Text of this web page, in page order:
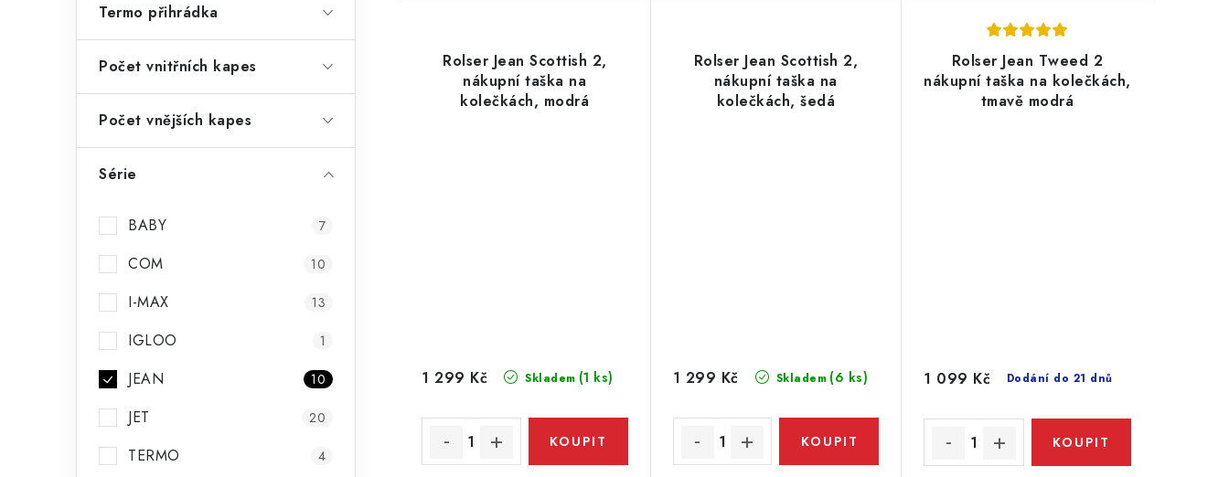
Termo přihrádka
Počet vnitřních kapes
Počet vnějších kapes
Série
BABY 7
COM 10
I-MAX 13
IGLOO 1
JEAN 10
JET 20
TERMO 4
Rolser Jean Scottish 2,
nákupní taška na
kolečkách, modrá
Skladem (1 ks)
1 299 Kč
Rolser Jean Scottish 2,
nákupní taška na
kolečkách, šedá
Skladem (6 ks)
1 299 Kč
Rolser Jean Tweed 2
nákupní taška na kolečkách,
tmavě modrá
Dodání do 21 dnů
1 099 Kč